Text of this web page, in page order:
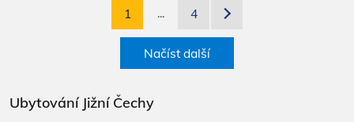
1 ... 4
Načíst další
Ubytování Jižní Čechy